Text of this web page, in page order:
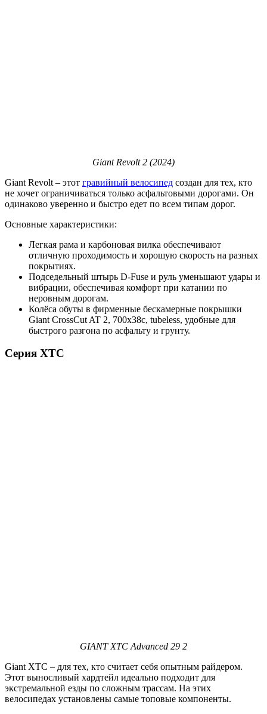
Giant Revolt 2 (2024)
Giant Revolt – этот гравийный велосипед создан для тех, кто
не хочет ограничиваться только асфальтовыми дорогами. Он
одинаково уверенно и быстро едет по всем типам дорог.
Основные характеристики:
Легкая рама и карбоновая вилка обеспечивают
отличную проходимость и хорошую скорость на разных
покрытиях.
Подседельный штырь D-Fuse и руль уменьшают удары и
вибрации, обеспечивая комфорт при катании по
неровным дорогам.
Колёса обуты в фирменные бескамерные покрышки
Giant CrossCut AT 2, 700x38c, tubeless, удобные для
быстрого разгона по асфальту и грунту.
Серия XTC
GIANT XTC Advanced 29 2
Giant XTC – для тех, кто считает себя опытным райдером.
Этот выносливый хардтейл идеально подходит для
экстремальной езды по сложным трассам. На этих
велосипедах установлены самые топовые компоненты.